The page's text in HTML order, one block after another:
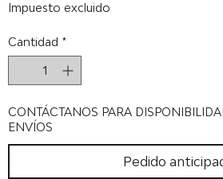
Impuesto excluido
Cantidad *
CONTÁCTANOS PARA
ENVÍOS
Pedido